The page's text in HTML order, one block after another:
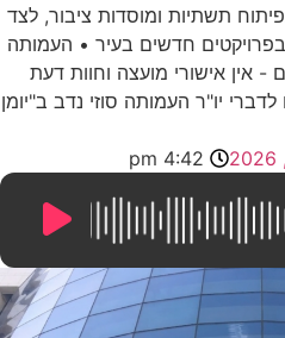
שקל בפיתוח תשתיות ומוסדות ציבור, לצד
בפרויקטים חדשים בעיר • העמותה
אין אישורי מועצה וחוות דעת
יו"ר העמותה סוזי נדב ב"יומן
4:42 pm
/
8:39